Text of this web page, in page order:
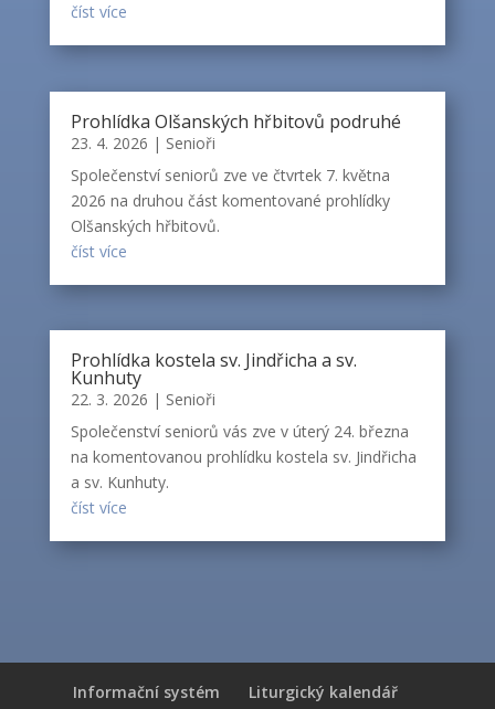
číst více
Prohlídka Olšanských hřbitovů podruhé
23. 4. 2026 | Senioři
Společenství seniorů zve ve čtvrtek 7. května
2026 na druhou část komentované prohlídky
Olšanských hřbitovů.
číst více
Prohlídka kostela sv. Jindřicha a sv.
Kunhuty
22. 3. 2026 | Senioři
Společenství seniorů vás zve v úterý 24. března
na komentovanou prohlídku kostela sv. Jindřicha
a sv. Kunhuty.
číst více
Informační systém
Liturgický kalendář